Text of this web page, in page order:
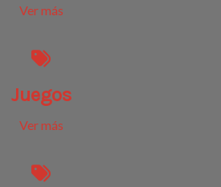
Ver más
Juegos
Ver más